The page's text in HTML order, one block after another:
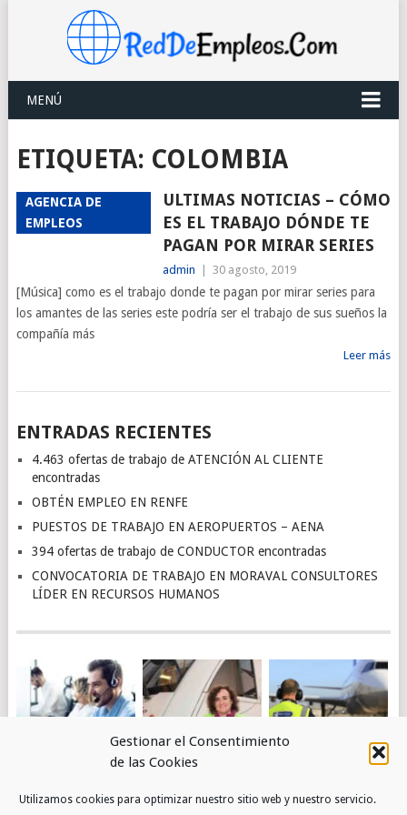
Gestionar el Consentimiento
de las Cookies
Utilizamos cookies para optimizar nuestro sitio web y nuestro servicio.
MENÚ
ETIQUETA: COLOMBIA
AGENCIA DE
EMPLEOS
ULTIMAS NOTICIAS – CÓMO
ES EL TRABAJO DÓNDE TE
PAGAN POR MIRAR SERIES
admin 30 agosto, 2019
[Música] como es el trabajo donde te pagan por mirar series para
los amantes de las series este podría ser el trabajo de sus sueños la
compañía más
Leer más
ENTRADAS RECIENTES
4.463 ofertas de trabajo de ATENCIÓN AL CLIENTE
encontradas
OBTÉN EMPLEO EN RENFE
PUESTOS DE TRABAJO EN AEROPUERTOS – AENA
394 ofertas de trabajo de CONDUCTOR encontradas
CONVOCATORIA DE TRABAJO EN MORAVAL CONSULTORES
LÍDER EN RECURSOS HUMANOS
TRABAJO DE
RENFE
TRABAJO EN